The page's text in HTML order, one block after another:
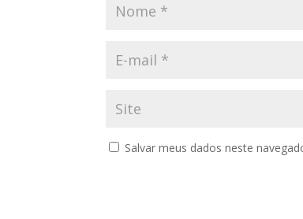
Salvar meus dados neste